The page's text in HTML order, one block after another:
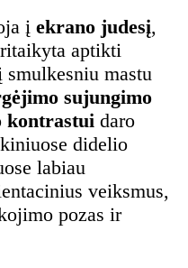
į ekrano judesį,
aptikti
mastu
sujungimo
kontrastui daro
didelio
labiau
veiksmus,
pozas ir